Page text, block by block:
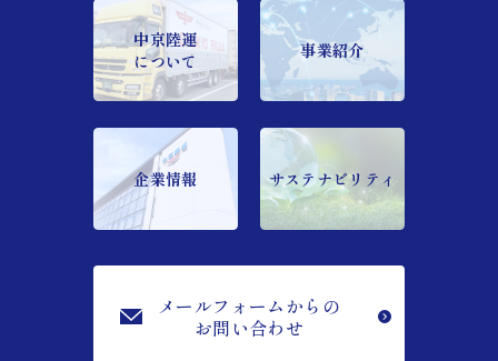
中京陸運
について
事業紹介
企業情報 サステナビリティ
メールフォームからの
お問い合わせ